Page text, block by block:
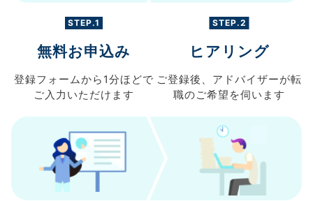
STEP.1
無料お申込み
登録フォームから 1分ほどで
ご入力 いただけます
STEP.2
ヒアリング
ご登録後、 アドバイザーが転
職のご希望を伺います